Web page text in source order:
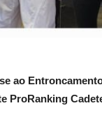
ao
ProRanking